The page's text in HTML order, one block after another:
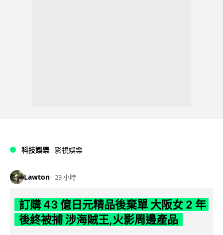
科技娛樂 影視娛樂
Lawton 23 小時
訂購 43 億日元精品後棄單 大阪女 2 年
後終被捕 涉海賊王,火影周邊產品